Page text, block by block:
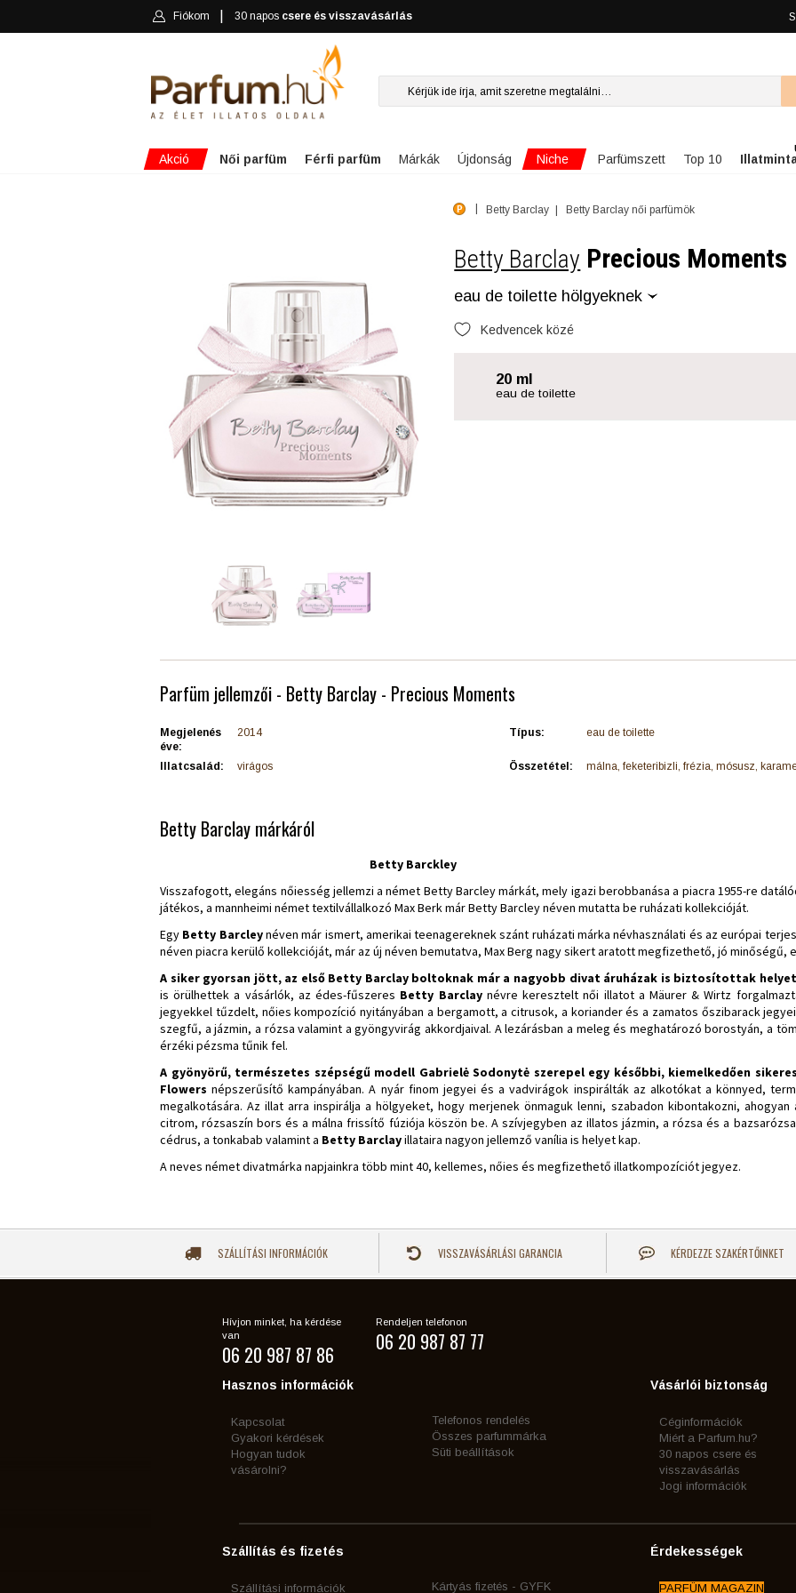
Fiókom 30 napos csere és visszavásárlás
Akció Női parfüm Férfi parfüm Márkák Újdonság Niche Parfümszett Top 10
Betty Barclay Betty Barclay női parfümök
Betty Barclay Precious Moments
eau de toilette hölgyeknek
Kedvencek közé
20 ml
eau de toilette
Parfüm jellemzői - Betty Barclay - Precious Moments
Megjelenés
éve:
2014 Típus: eau de toilette
Illatcsalád: virágos Összetétel: málna, feketeribizli, frézia, mósusz,
Betty Barclay márkáról
Betty Barckley
Visszafogott, elegáns nőiesség jellemzi a német Betty Barcley márkát, mely igazi berobbanása a piacra 1955-re
játékos, a mannheimi német textilvállalkozó Max Berk már Betty Barcley néven mutatta be ruházati kollekcióját.
Egy Betty Barcleynéven már ismert, amerikai teenagereknek szánt ruházati márka névhasználati és az európai
néven piacra kerülő kollekcióját, már az új néven bemutatva, Max Berg nagy sikert aratott megfizethető, jó minőségű,
A siker gyorsan jött, az első Betty Barclay boltoknak már a nagyobb divat áruházak is biztosítottak helyet
is örülhettek a vásárlók, az édes-fűszeres Betty Barclay névre keresztelt női illatot a Mäurer & Wirtz
jegyekkel tűzdelt, nőies kompozíció nyitányában a bergamott, a citrusok, a koriander és a zamatos őszibarack
szegfű, a jázmin, a rózsa valamint a gyöngyvirág akkordjaival. A lezárásban a meleg és meghatározó borostyán, a
érzéki pézsma tűnik fel.
A gyönyörű, természetes szépségű modell Gabrielė Sodonytė szerepel egy későbbi, kiemelkedően
Flowers népszerűsítő kampányában. A nyár finom jegyei és a vadvirágok inspirálták az alkotókat a könnyed,
megalkotására. Az illat arra inspirálja a hölgyeket, hogy merjenek önmaguk lenni, szabadon kibontakozni,
citrom, rózsaszín bors és a málna frissítő fúziója köszön be. A szívjegyben az illatos jázmin, a rózsa és a
cédrus, a tonkabab valamint a Betty Barclayillataira nagyon jellemző vanília is helyet kap.
A neves német divatmárka napjainkra több mint 40, kellemes, nőies és megfizethető illatkompozíciót jegyez.
SZÁLLÍTÁSI INFORMÁCIÓK VISSZAVÁSÁRLÁSI GARANCIA KÉRDEZZE SZAKÉRTŐINKET
Hívjon minket, ha kérdése
van
06 20 987 87 86
Rendeljen telefonon
06 20 987 87 77
Hasznos információk
Kapcsolat
Gyakori kérdések
Hogyan tudok
vásárolni?
Telefonos rendelés
Összes parfummárka
Süti beállítások
Vásárlói biztonság
Céginformációk
Miért a Parfum.hu?
30 napos csere és
visszavásárlás
Jogi információk
Szállítás és fizetés
Szállítási információk Kártyás fizetés - GYFK
Érdekességek
PARFÜM MAGAZIN